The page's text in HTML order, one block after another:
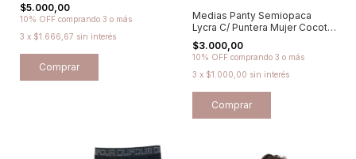
$5.000,00
10% OFF comprando 3 o más
3 x $1.666,67 sin interés
Comprar
Medias Panty Semiopaca
Lycra C/ Puntera Mujer Cocot -
Art 76
$3.000,00
10% OFF comprando 3 o más
3 x $1.000,00 sin interés
Comprar